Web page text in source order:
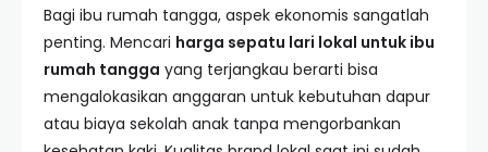
Bagi ibu rumah tangga, aspek ekonomis sangatlah
penting. Mencari harga sepatu lari lokal untuk ibu
rumah tangga yang terjangkau berarti bisa
mengalokasikan anggaran untuk kebutuhan dapur
atau biaya sekolah anak tanpa mengorbankan